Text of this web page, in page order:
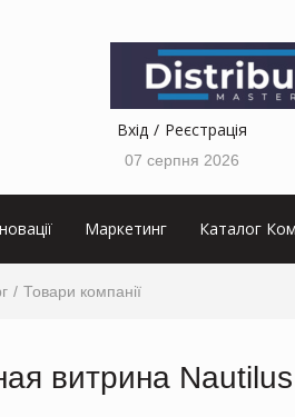
Вхід Реєстрація
07 серпня 2026
Маркетинг Каталог
Товари компанії
витрина Nautilus